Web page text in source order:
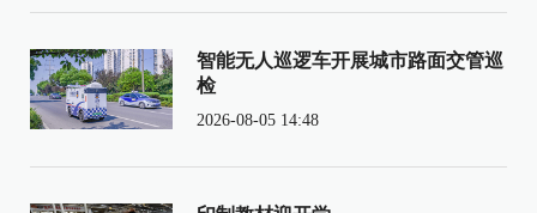
智能无人巡逻车开展城市路面交管巡
检
2026-08-05 14:48